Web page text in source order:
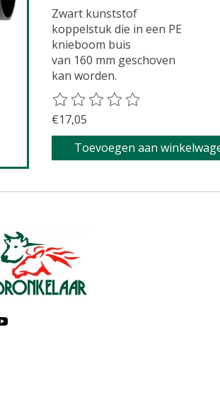
Zwart kunststof
koppelstuk die in een PE
knieboom buis
van 160 mm geschoven
kan worden.
De beoordeling van dit
€17,05
Toevoegen aan